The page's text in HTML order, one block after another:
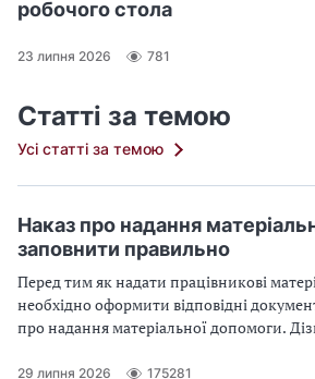
робочого стола
23 липня 2026 781
Статті за темою
Усі статті за темою
Наказ про надання
заповнити правильно
Перед тим як надати працівникові
необхідно оформити відповідні
про надання матеріальної допомоги.
допомоги: на оздоровлення, у зв’язку з
29 липня 2026 175281